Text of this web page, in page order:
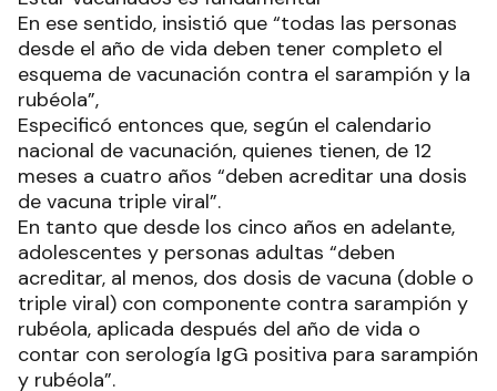
En ese sentido, insistió que “todas las personas
desde el año de vida deben tener completo el
esquema de vacunación contra el sarampión y la
rubéola”,
Especificó entonces que, según el calendario
nacional de vacunación, quienes tienen, de 12
meses a cuatro años “deben acreditar una dosis
de vacuna triple viral”.
En tanto que desde los cinco años en adelante,
adolescentes y personas adultas “deben
acreditar, al menos, dos dosis de vacuna (doble o
triple viral) con componente contra sarampión y
rubéola, aplicada después del año de vida o
contar con serología IgG positiva para sarampión
y rubéola”.